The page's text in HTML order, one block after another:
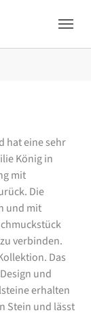
hat eine sehr
König in
mit
Die
und mit
verbinden.
Das
und
erhalten
Stein und lässt